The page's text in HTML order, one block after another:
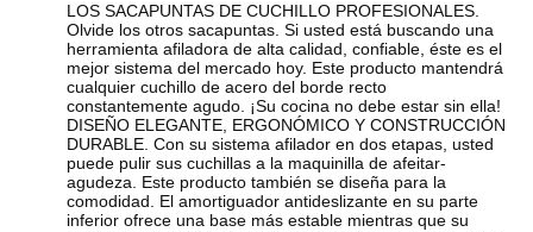
LOS SACAPUNTAS DE CUCHILLO PROFESIONALES.
Olvide los otros sacapuntas. Si usted está buscando una
herramienta afiladora de alta calidad, confiable, éste es el
mejor sistema del mercado hoy. Este producto mantendrá
cualquier cuchillo de acero del borde recto
constantemente agudo. ¡Su cocina no debe estar sin ella!
DISEÑO ELEGANTE, ERGONÓMICO Y CONSTRUCCIÓN
DURABLE. Con su sistema afilador en dos etapas, usted
puede pulir sus cuchillas a la maquinilla de afeitar-
agudeza. Este producto también se diseña para la
comodidad. El amortiguador antideslizante en su parte
inferior ofrece una base más estable mientras que su